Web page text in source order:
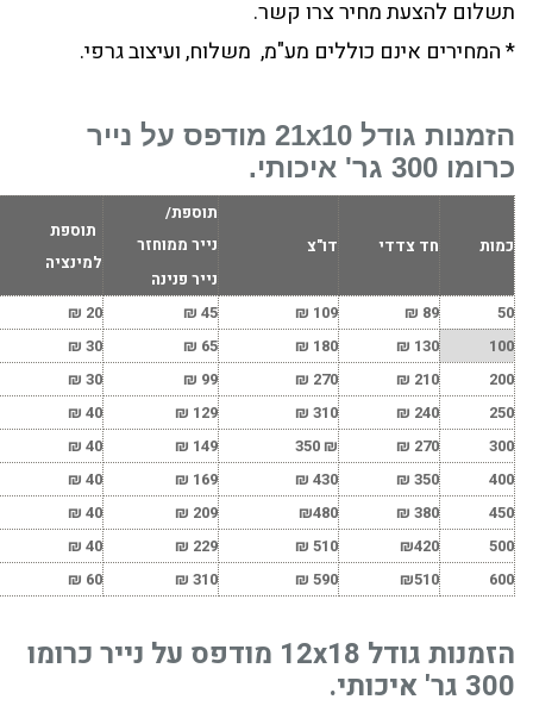
תשלום להצעת מחיר צרו קשר.
* המחירים אינם כוללים מע"מ, משלוח, ועיצוב גרפי.
הזמנות גודל 21x10 מודפס על נייר
כרומו 300 גר' איכותי.
כמות חד צדדי דו"צ
תוספת/
נייר ממוחזר
נייר פנינה
תוספת
למינציה
₪
109
₪
₪
₪
100
130
₪
180
₪
₪
₪
200
210
₪
270
₪
₪
₪
250
240
₪
310
₪
129
₪
₪
300
270
₪
350
149
₪
₪
400
350
₪
430
₪
169
₪
₪
450
380
₪
₪480
209
₪
₪
500
₪420
510
₪
229
₪
₪
600
₪510
590
₪
310
₪
₪
הזמנות גודל 12x18 מודפס על נייר כרומו
300 גר' איכותי.